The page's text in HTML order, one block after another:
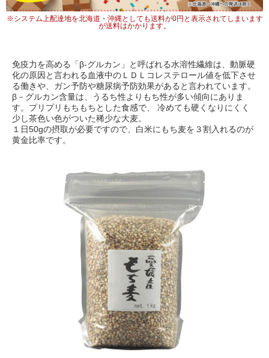
※システム上配達地を北海道・沖縄としても送料が0円と表示されてしまいます
が送料はかかります。
免疫力を高める「β-グルカン」と呼ばれる水溶性繊維は、動脈硬
化の原因と言われる血液中のＬＤＬコレステロール値を低下させ
る働きや、ガン予防や糖尿病予防効果があると言われています。
β－グルカン含量は、うるち性よりもち性が多い傾向にありま
す。プリプリもちもちとした食感で、 冷めても硬くなりにくく
少し茶色い色がついた稀少な大麦。
１日50gの摂取が必要ですので、白米にもち麦を３割入れるのが
黄金比率です。